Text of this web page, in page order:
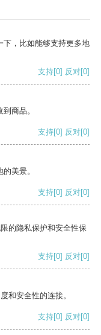
下，比如能够支持更多地
支持[0] 反对[0]
商品。
支持[0] 反对[0]
美景。
支持[0] 反对[0]
的隐私保护和安全性保
支持[0] 反对[0]
和安全性的连接。
支持[0] 反对[0]